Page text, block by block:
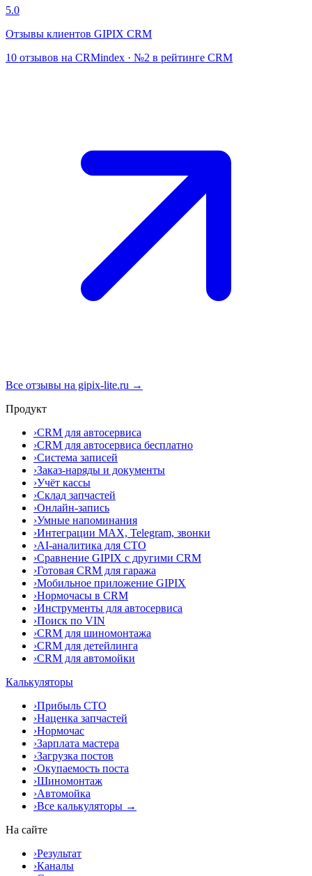
5.0
Отзывы клиентов GIPIX CRM
10 отзывов на CRMindex · №2 в рейтинге CRM
Все отзывы на gipix-lite.ru →
Продукт
›CRM для автосервиса
›CRM для автосервиса бесплатно
›Система записей
›Заказ-наряды и документы
›Учёт кассы
›Склад запчастей
›Онлайн-запись
›Умные напоминания
›Интеграции MAX, Telegram, звонки
›AI-аналитика для СТО
›Сравнение GIPIX с другими CRM
›Готовая CRM для гаража
›Мобильное приложение GIPIX
›Нормочасы в CRM
›Инструменты для автосервиса
›Поиск по VIN
›CRM для шиномонтажа
›CRM для детейлинга
›CRM для автомойки
Калькуляторы
›Прибыль СТО
›Наценка запчастей
›Нормочас
›Зарплата мастера
›Загрузка постов
›Окупаемость поста
›Шиномонтаж
›Автомойка
›Все калькуляторы →
На сайте
›Результат
›Каналы